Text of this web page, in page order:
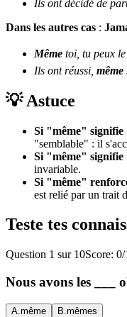
Ils ont décidé de
Dans les autres cas :
Même toi, tu peux
Ils ont réussi, même
💡 Astuce
Si "même"
"semblable" : il
Si "même"
invariable.
Si "même"
est relié par un trait
Teste tes
Question 1 sur 10Score: 0/
Nous avons les ___
A même B mêmes